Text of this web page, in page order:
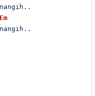
Em